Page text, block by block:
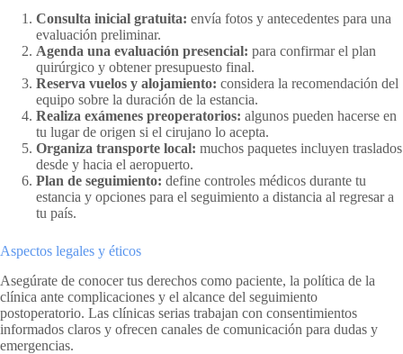
Consulta inicial gratuita: envía fotos y antecedentes para una
evaluación preliminar.
Agenda una evaluación presencial: para confirmar el plan
quirúrgico y obtener presupuesto final.
Reserva vuelos y alojamiento: considera la recomendación del
equipo sobre la duración de la estancia.
Realiza exámenes preoperatorios: algunos pueden hacerse en
tu lugar de origen si el cirujano lo acepta.
Organiza transporte local: muchos paquetes incluyen traslados
desde y hacia el aeropuerto.
Plan de seguimiento: define controles médicos durante tu
estancia y opciones para el seguimiento a distancia al regresar a
tu país.
Aspectos legales y éticos
Asegúrate de conocer tus derechos como paciente, la política de la
clínica ante complicaciones y el alcance del seguimiento
postoperatorio. Las clínicas serias trabajan con consentimientos
informados claros y ofrecen canales de comunicación para dudas y
emergencias.